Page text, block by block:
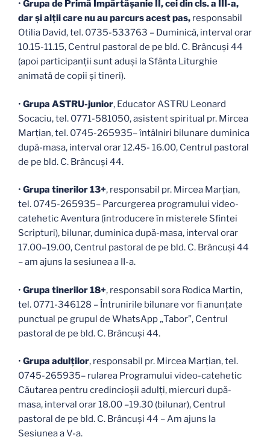
• Grupa de Primă Împărtăşanie II, cei din cls. a III-a,
dar și alții care nu au parcurs acest pas, responsabil
Otilia David, tel. 0735-533763 – Duminică, interval orar
10.15-11.15, Centrul pastoral de pe bld. C. Brâncuși 44
(apoi participanții sunt aduși la Sfânta Liturghie
animată de copii și tineri).
• Grupa ASTRU-junior, Educator ASTRU Leonard
Socaciu, tel. 0771-581050, asistent spiritual pr. Mircea
Marțian, tel. 0745-265935– întâlniri bilunare duminica
după-masa, interval orar 12.45- 16.00, Centrul pastoral
de pe bld. C. Brâncuși 44.
• Grupa tinerilor 13+, responsabil pr. Mircea Marțian,
tel. 0745-265935– Parcurgerea programului video-
catehetic Aventura (introducere în misterele Sfintei
Scripturi), bilunar, duminica după-masa, interval orar
17.00–19.00, Centrul pastoral de pe bld. C. Brâncuși 44
– am ajuns la sesiunea a II-a.
• Grupa tinerilor 18+, responsabil sora Rodica Martin,
tel. 0771-346128 – Întrunirile bilunare vor fi anunțate
punctual pe grupul de WhatsApp „Tabor”, Centrul
pastoral de pe bld. C. Brâncuși 44.
• Grupa adulților, responsabil pr. Mircea Marțian, tel.
0745-265935– rularea Programului video-catehetic
Căutarea pentru credincioșii adulți, miercuri după-
masa, interval orar 18.00 –19.30 (bilunar), Centrul
pastoral de pe bld. C. Brâncuși 44 – Am ajuns la
Sesiunea a V-a.